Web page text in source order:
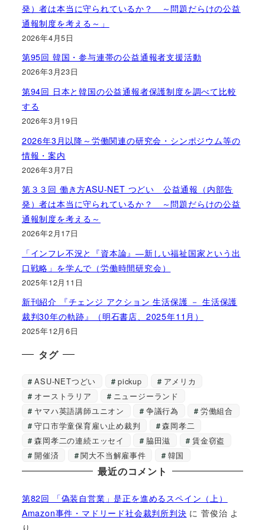
発）者は本当に守られているか？ ～問題だらけの公益
通報制度を考える～」
2026年4月5日
第95回 韓国・参与連帯の公益通報者支援活動
2026年3月23日
第94回 日本と韓国の公益通報者保護制度を調べて比較
する
2026年3月19日
2026年3月以降～労働関連の研究会・シンポジウム等の
情報・案内
2026年3月7日
第３３回 働き方ASU-NET つどい 公益通報（内部告
発）者は本当に守られているか？ ～問題だらけの公益
通報制度を考える～
2026年2月17日
「インフレ不況と『資本論』―新しい福祉国家という出
口戦略」を学んで（労働時間研究会）
2025年12月11日
新刊紹介 『チェンジ アクション 生活保護 － 生活保護
裁判30年の軌跡』（明石書店、2025年11月）
2025年12月6日
タグ
ASU-NETつどい pickup
アメリカ
オーストラリア
ニュージーランド
ヤマハ英語講師ユニオン
争議行為
労働組合
守口市学童保育雇い止め裁判
森岡孝二
森岡孝二の連続エッセイ
脇田滋
賃金窃盗
開催済
関大不当解雇事件 韓国
最近のコメント
第82回 「偽装自営業」是正を進めるスペイン（上）
Amazon事件・マドリード社会裁判所判決 に菅俊治 よ
り